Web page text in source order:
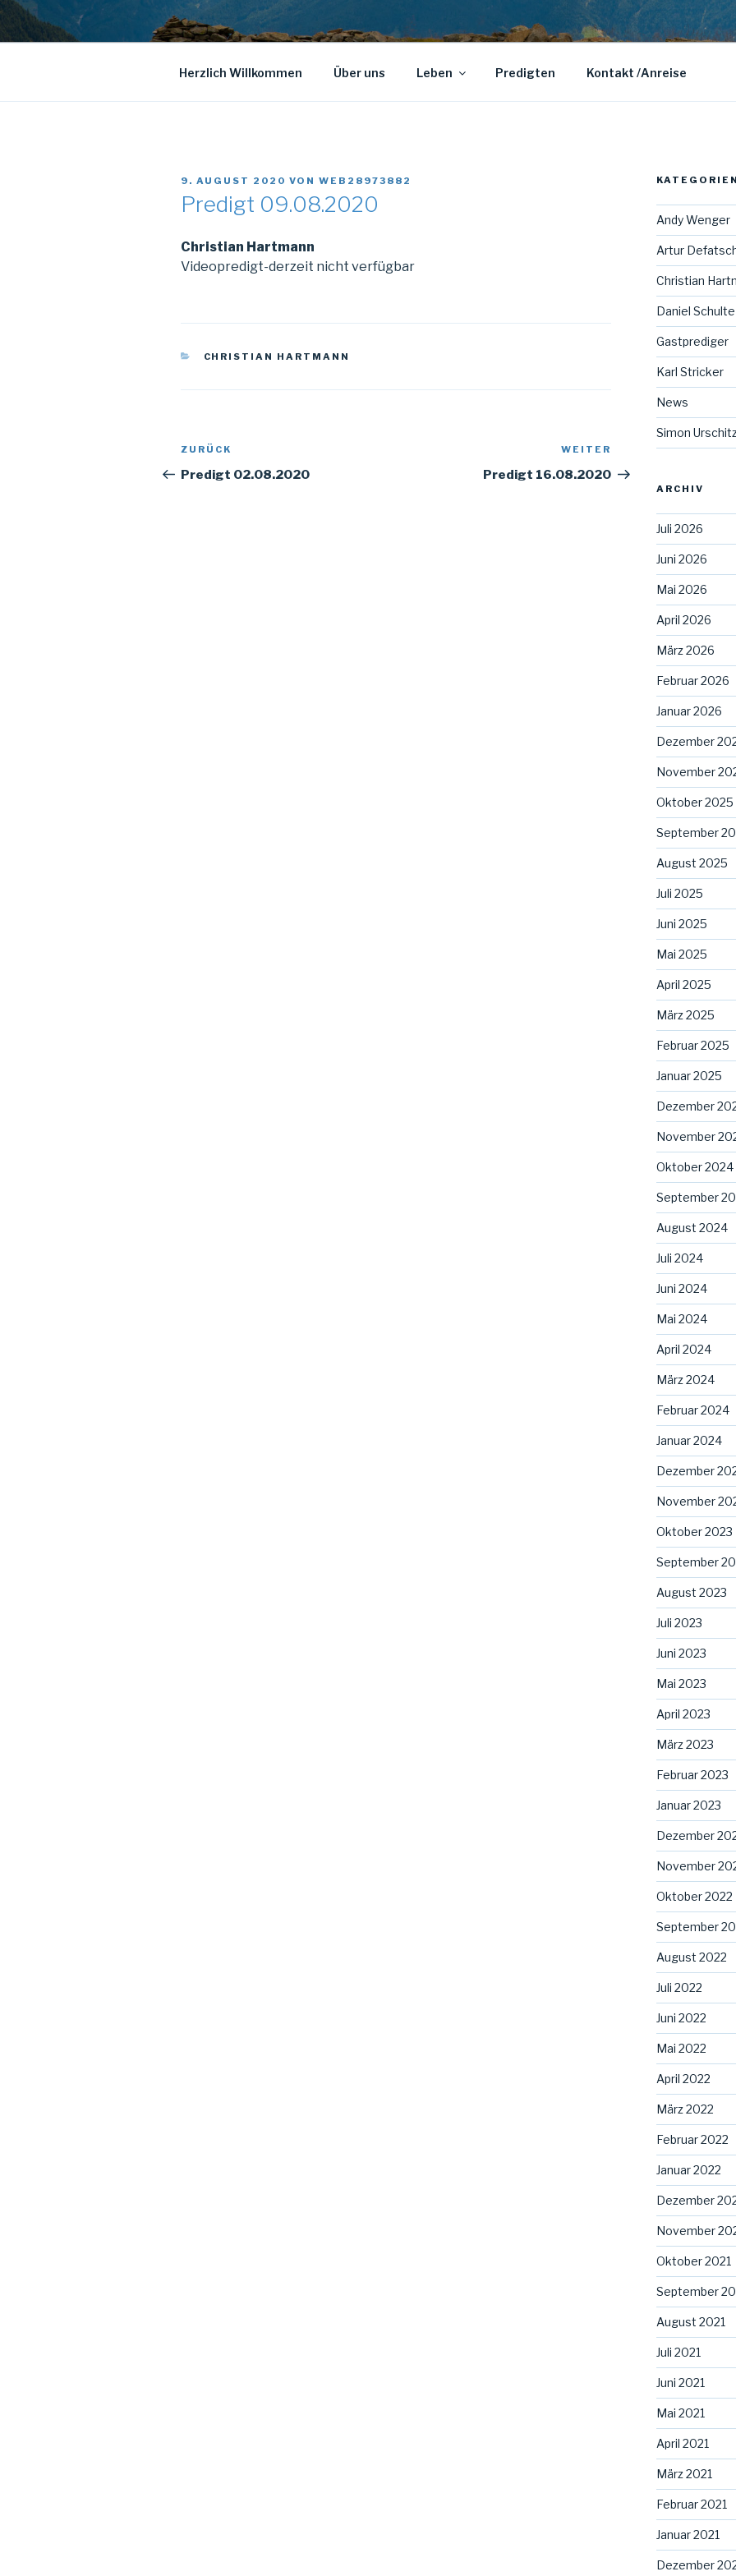
Herzlich Willkommen Über uns Leben Predigten Kontakt /Anreise
VERÖFFENTLICHT
9. AUGUST 2020 VON WEB28973882
Predigt 09.08.2020
Christian Hartmann
Videopredigt-derzeit nicht verfügbar
KATEGORIEN
CHRISTIAN HARTMANN
Beitragsnavigation
Vorheriger
Beitrag
ZURÜCK
Predigt 02.08.2020
Nächster
Beitrag
WEITER
Predigt 16.08.2020
KATEGORIEN
Andy Wenger
Artur
Christian
Daniel Schulte
Gastprediger
Karl Stricker
News
Simon
ARCHIV
Juli 2026
Juni 2026
Mai 2026
April 2026
März 2026
Februar 2026
Januar 2026
Dezember
November
Oktober 2025
September
August 2025
Juli 2025
Juni 2025
Mai 2025
April 2025
März 2025
Februar 2025
Januar 2025
Dezember
November
Oktober 2024
September
August 2024
Juli 2024
Juni 2024
Mai 2024
April 2024
März 2024
Februar 2024
Januar 2024
Dezember
November
Oktober 2023
September
August 2023
Juli 2023
Juni 2023
Mai 2023
April 2023
März 2023
Februar 2023
Januar 2023
Dezember
November
Oktober 2022
September
August 2022
Juli 2022
Juni 2022
Mai 2022
April 2022
März 2022
Februar 2022
Januar 2022
Dezember
November
Oktober 2021
September
August 2021
Juli 2021
Juni 2021
Mai 2021
April 2021
März 2021
Februar 2021
Januar 2021
Dezember